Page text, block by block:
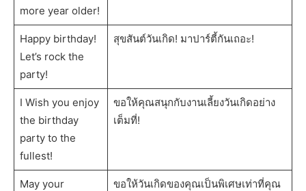
more year older!
Happy birthday!
Let’s rock the
party!
สุขสันต์วันเกิด! มาปาร์ตี้กันเถอะ!
I Wish you enjoy
the birthday
party to the
fullest!
ขอให้คุณสนุกกับงานเลี้ยงวันเกิดอย่าง
เต็มที่!
May your
ขอให้วันเกิดของคุณเป็นพิเศษเท่าที่คุณ